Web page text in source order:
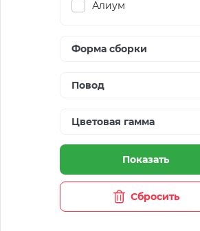
Алиум
Форма сборки
Повод
Цветовая гамма
Показать
Сбросить